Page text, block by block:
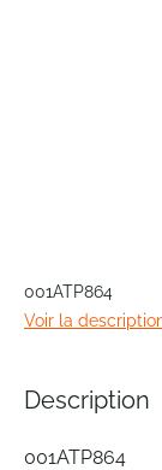
to
the
beginning
images
001ATP864
Voir la
Description
001ATP864